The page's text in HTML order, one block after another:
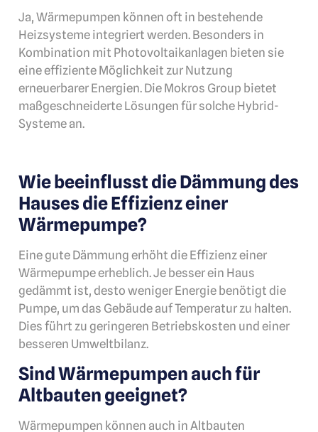
Ja, Wärmepumpen können oft in bestehende
Heizsysteme integriert werden. Besonders in
Kombination mit Photovoltaikanlagen bieten sie
eine effiziente Möglichkeit zur Nutzung
erneuerbarer Energien. Die Mokros Group bietet
maßgeschneiderte Lösungen für solche Hybrid-
Systeme an.
Wie beeinflusst die Dämmung des
Hauses die Effizienz einer
Wärmepumpe?
Eine gute Dämmung erhöht die Effizienz einer
Wärmepumpe erheblich. Je besser ein Haus
gedämmt ist, desto weniger Energie benötigt die
Pumpe, um das Gebäude auf Temperatur zu halten.
Dies führt zu geringeren Betriebskosten und einer
besseren Umweltbilanz.
Sind Wärmepumpen auch für
Altbauten geeignet?
Wärmepumpen können auch in Altbauten